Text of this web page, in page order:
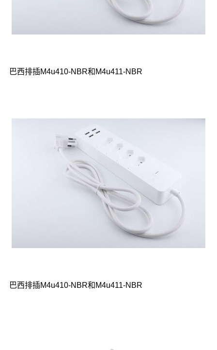
巴西排插M4u410-NBR和M4u411-NBR
巴西排插M4u410-NBR和M4u411-NBR